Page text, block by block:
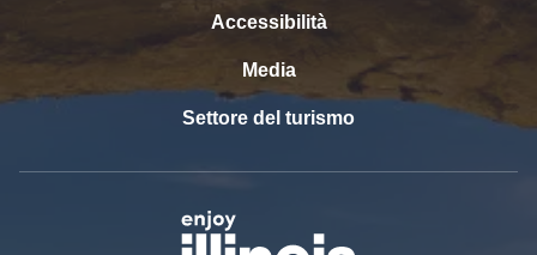
Accessibilità
Media
Settore del turismo